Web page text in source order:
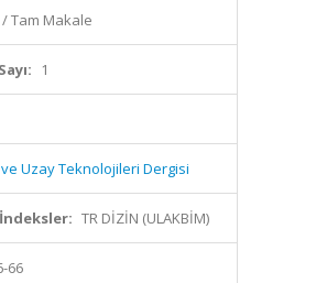
Tam Makale
Sayı: 1
ve Uzay Teknolojileri Dergisi
TR DİZİN (ULAKBİM)
66